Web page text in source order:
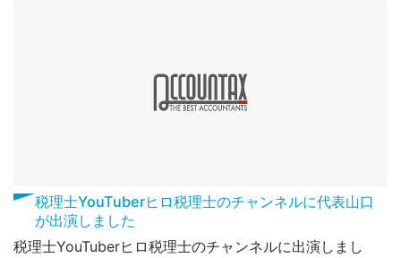
税理士YouTuberヒロ税理士のチャンネルに代表山口
が出演しました
税理士YouTuberヒロ税理士のチャンネルに出演しまし